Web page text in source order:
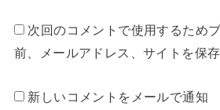
次回のコメントで使用するため
前、メールアドレス、サイトを保存
新しいコメントをメールで通知